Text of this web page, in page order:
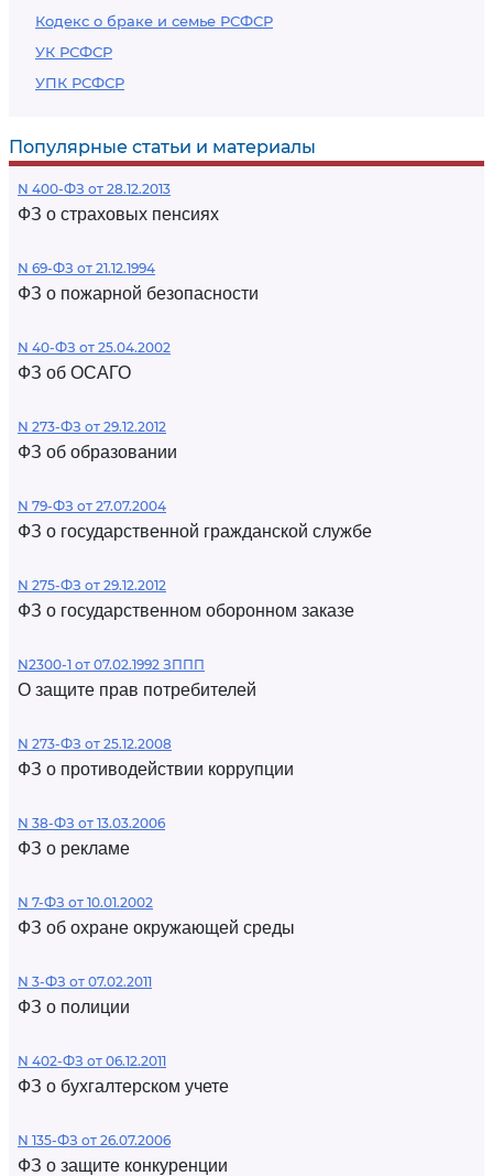
Кодекс о браке и семье РСФСР
УК РСФСР
УПК РСФСР
Популярные статьи и материалы
N 400-ФЗ от 28.12.2013
ФЗ о страховых пенсиях
N 69-ФЗ от 21.12.1994
ФЗ о пожарной безопасности
N 40-ФЗ от 25.04.2002
ФЗ об ОСАГО
N 273-ФЗ от 29.12.2012
ФЗ об образовании
N 79-ФЗ от 27.07.2004
ФЗ о государственной гражданской службе
N 275-ФЗ от 29.12.2012
ФЗ о государственном оборонном заказе
N2300-1 от 07.02.1992 ЗППП
О защите прав потребителей
N 273-ФЗ от 25.12.2008
ФЗ о противодействии коррупции
N 38-ФЗ от 13.03.2006
ФЗ о рекламе
N 7-ФЗ от 10.01.2002
ФЗ об охране окружающей среды
N 3-ФЗ от 07.02.2011
ФЗ о полиции
N 402-ФЗ от 06.12.2011
ФЗ о бухгалтерском учете
N 135-ФЗ от 26.07.2006
ФЗ о защите конкуренции